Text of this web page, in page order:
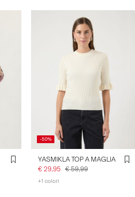
-50%
YASMIKLA TOP A MAGLIA
€ 29,95 € 59,99
+1 colori